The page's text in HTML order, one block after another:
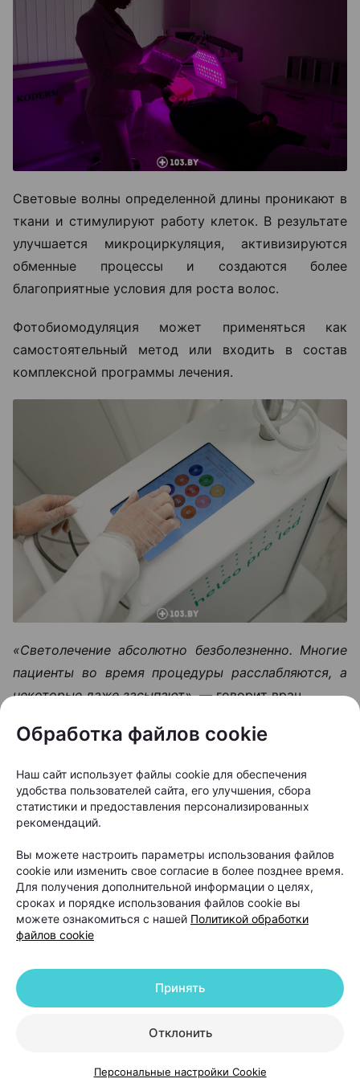
Световые волны определенной длины проникают в
ткани и стимулируют работу клеток. В результате
улучшается микроциркуляция, активизируются
обменные процессы и создаются более
благоприятные условия для роста волос.
Фотобиомодуляция может применяться как
самостоятельный метод или входить в состав
комплексной программы лечения.
«Светолечение абсолютно безболезненно. Многие
пациенты во время процедуры расслабляются, а
некоторые даже засыпают», —говорит врач.
Конечно, мгновенного результата ждать не стоит.
изменения многие пациенты замечают уже через
несколько недель после начала лечения.
появляется так называемый пушок — новые
тонкие волоски, которые постепенно становятся
более плотными и крепкими. Именно этот признак
считается одним из первых сигналов того, что
Когда пересадка волос
делать после нее
Пересадка волос часто воспринимается как
Обработка файлов cookie
Наш сайт использует файлы cookie для обеспечения
удобства пользователей сайта, его улучшения, сбора
статистики и предоставления персонализированных
рекомендаций.
Вы можете настроить параметры использования файлов
cookie или изменить свое согласие в более позднее время.
Для получения дополнительной информации о целях,
сроках и порядке использования файлов cookie вы
можете ознакомиться с нашей Политикой обработки
файлов cookie
Отклонить
Принять
Персональные настройки Cookie